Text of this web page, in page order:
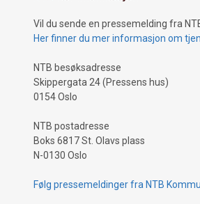
Vil du sende en pressemelding fra
Her finner du mer informasjon om
NTB besøksadresse
Skippergata 24 (Pressens hus)
0154 Oslo
NTB postadresse
Boks 6817 St. Olavs plass
N-0130 Oslo
Følg pressemeldinger fra NTB